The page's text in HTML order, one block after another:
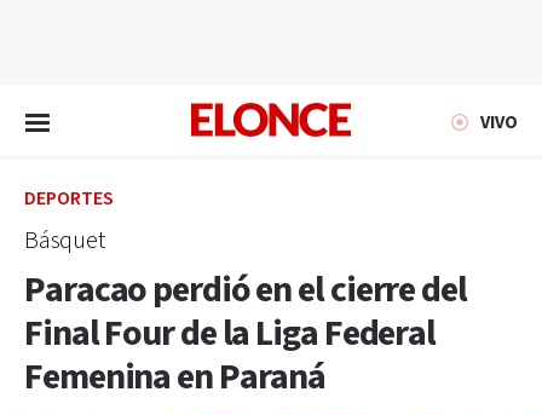
VIVO
DEPORTES
Básquet
Paracao perdió en el cierre del
Final Four de la Liga Federal
Femenina en Paraná